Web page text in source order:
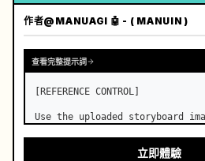
作者@MANUAGI 🤖 - ( MANUIN )
查看完整提示詞
[REFERENCE CONTROL]
Use the uploaded storyboard
progression, and shot order.
立即體驗